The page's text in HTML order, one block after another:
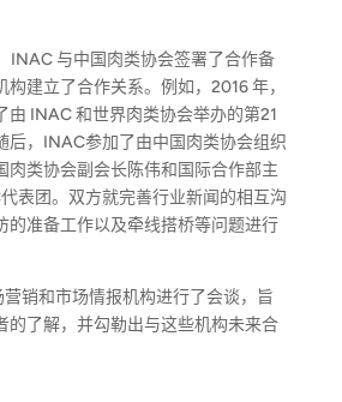
INAC 与中国肉类协会签署了合作备
建立了合作关系。例如，2016 年，
由 INAC 和世界肉类协会举办的第21
后，INAC参加了由中国肉类协会组织
肉类协会副会长陈伟和国际合作部主
表团。双方就完善行业新闻的相互沟
的准备工作以及牵线搭桥等问题进行
销和市场情报机构进行了会谈，旨
的了解，并勾勒出与这些机构未来合